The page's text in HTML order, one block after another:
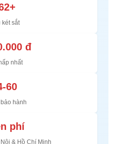
két sắt
đ
nhất
60
hành
phí
& Hồ Chí Minh